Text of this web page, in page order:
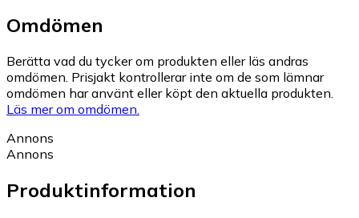
Omdömen
Berätta vad du tycker om produkten eller läs andras
omdömen. Prisjakt kontrollerar inte om de som lämnar
omdömen har använt eller köpt den aktuella produkten.
Läs mer om omdömen.
Annons
Annons
Produktinformation